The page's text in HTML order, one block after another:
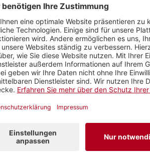
Bericht
Roger Blum kommt zum Schluss,
Vielmehr bezeichnet er den
Meinung nach auf einer
dem kurdischen
zu können. Die Täter
darauf wurde ein Vertreter der